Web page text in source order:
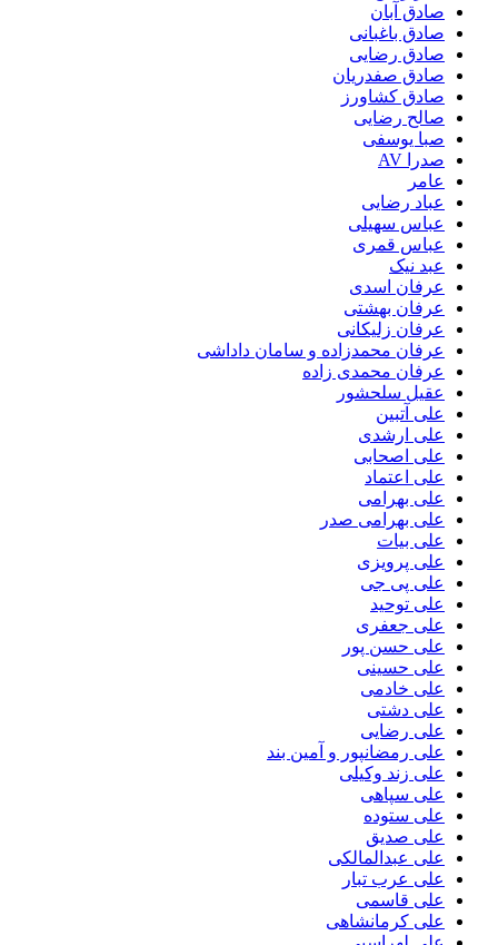
صادق آبان
صادق باغبانی
صادق رضایی
صادق صفدریان
صادق کشاورز
صالح رضایی
صبا یوسفی
صدرا AV
عامر
عباد رضایی
عباس سهیلی
عباس قمری
عبد نیک
عرفان اسدی
عرفان بهشتی
عرفان زلیکانی
عرفان محمدزاده و سامان داداشی
عرفان محمدی زاده
عقیل سلحشور
علی آتبین
علی ارشدی
علی اصحابی
علی اعتماد
علی بهرامی
علی بهرامی صدر
علی بیات
علی پرویزی
علی پی جی
علی توحید
علی جعفری
علی حسن پور
علی حسینی
علی خادمی
علی دشتی
علی رضایی
علی رمضانپور و آمین بند
علی زند وکیلی
علی سپاهی
علی ستوده
علی صدیق
علی عبدالمالکی
علی عرب تبار
علی قاسمی
علی کرمانشاهی